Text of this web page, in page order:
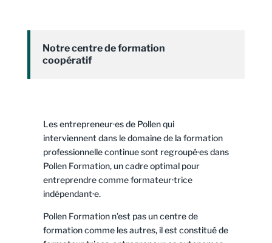
Notre centre de formation
coopératif
Les entrepreneur·es de Pollen qui
interviennent dans le domaine de la formation
professionnelle continue sont regroupé·es dans
Pollen Formation, un cadre optimal pour
entreprendre comme formateur·trice
indépendant·e.
Pollen Formation n’est pas un centre de
formation comme les autres, il est constitué de